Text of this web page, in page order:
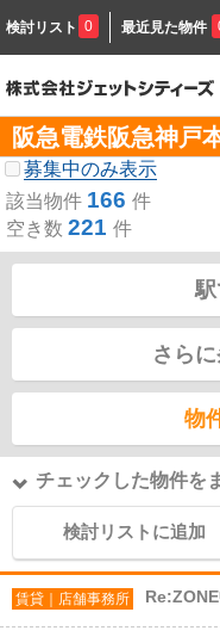
検討リスト 0 最近見た物件
阪急電鉄阪急神戸
募集中のみ表示
該当物件 166 件
空き数 221 件
さら
物
チェックした物件を
検討リストに追加
賃貸｜店舗事務所